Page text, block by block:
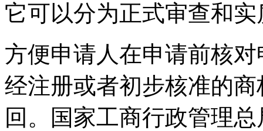
它可以分为正式审查和
方便申请人在申请前核
经注册或者初步核准的
回。国家工商行政管理